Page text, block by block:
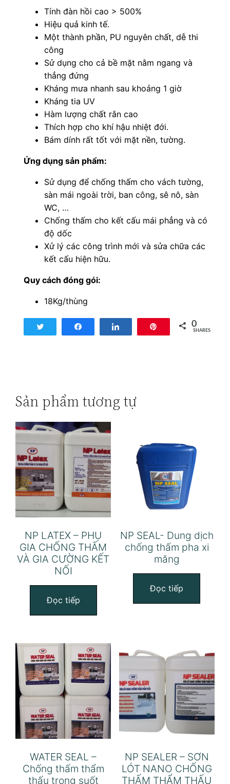
Tính đàn hồi cao > 500%
Hiệu quả kinh tế.
Một thành phần, PU nguyên chất, dễ thi
công
Sử dụng cho cả bề mặt nằm ngang và
thẳng đứng
Kháng mưa nhanh sau khoảng 1 giờ
Kháng tia UV
Hàm lượng chất rắn cao
Thích hợp cho khí hậu nhiệt đới.
Bám dính rất tốt với mặt nền, tường.
Ứng dụng sản phẩm:
Sử dụng để chống thấm cho vách tường,
sàn mái ngoài trời, ban công, sê nô, sàn
WC, …
Chống thấm cho kết cấu mái phẳng và có
độ dốc
Xử lý các công trình mới và sửa chữa các
kết cấu hiện hữu.
Quy cách đóng gói:
18Kg/thùng
0
SHARES
Sản phẩm tương tự
NP LATEX – PHỤ
GIA CHỐNG THẤM
VÀ GIA CƯỜNG KẾT
NỐI
Đọc tiếp
NP SEAL- Dung dịch
chống thấm pha xi
măng
Đọc tiếp
WATER SEAL –
Chống thấm thẩm
thấu trong suốt
NP SEALER – SƠN
LÓT NANO CHỐNG
THẤM THẨM THẤU